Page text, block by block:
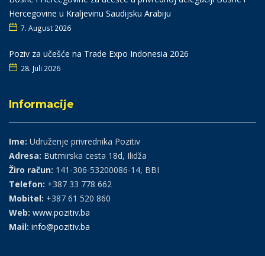
Hercegovine u Kraljevinu Saudijsku Arabiju
7. August 2026
Poziv za učešće na Trade Expo Indonesia 2026
28. Juli 2026
Informacije
Ime: Udruženje privrednika Pozitiv
Adresa: Butmirska cesta 18d, Ilidža
Žiro račun: 141-306-53200086-14, BBI
Telefon: +387 33 778 662
Mobitel: +387 61 520 860
Web: www.pozitiv.ba
Mail: info@pozitiv.ba